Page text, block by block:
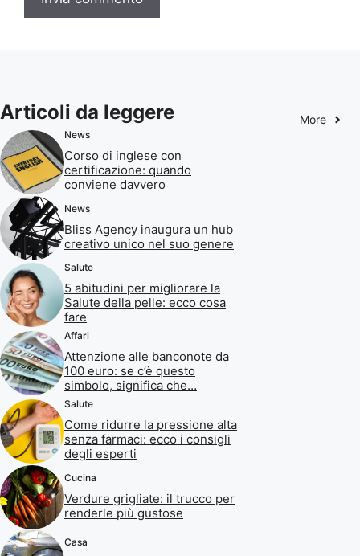
Articoli da leggere More
News
Corso di inglese con
certificazione: quando
conviene davvero
News
Bliss Agency inaugura un hub
creativo unico nel suo genere
Salute
5 abitudini per migliorare la
Salute della pelle: ecco cosa
fare
Affari
Attenzione alle banconote da
100 euro: se c’è questo
simbolo, significa che…
Salute
Come ridurre la pressione alta
senza farmaci: ecco i consigli
degli esperti
Cucina
Verdure grigliate: il trucco per
renderle più gustose
Casa